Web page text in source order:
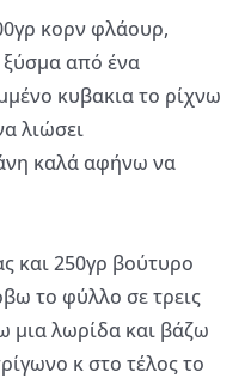
κορν φλάουρ,
ξύσμα από ένα
κυβακια το ρίχνω
λιώσει
καλά αφήνω να
και 250γρ βούτυρο
το φύλλο σε τρεις
μια λωρίδα και βάζω
κ στο τέλος το